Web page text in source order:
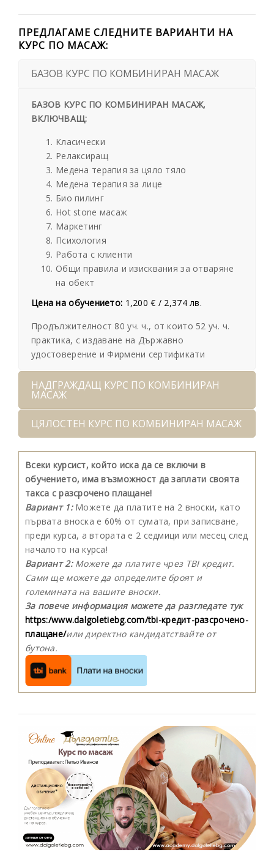
ПРЕДЛАГАМЕ СЛЕДНИТЕ ВАРИАНТИ НА
КУРС ПО МАСАЖ:
БАЗОВ КУРС ПО КОМБИНИРАН МАСАЖ
БАЗОВ КУРС ПО КОМБИНИРАН МАСАЖ,
ВКЛЮЧВАЩ:
Класически
Релаксиращ
Медена терапия за цяло тяло
Медена терапия за лице
Био пилинг
Hot stone масаж
Маркетинг
Психология
Работа с клиенти
Общи правила и изисквания за отваряне
на обект
Цена на обучението: 1,200 € / 2,374 лв.
Продължителност 80 уч. ч., от които 52 уч. ч.
практика, с издаване на Държавно
удостоверение и Фирмени сертификати
НАДГРАЖДАЩ КУРС ПО КОМБИНИРАН
МАСАЖ
ЦЯЛОСТЕН КУРС ПО КОМБИНИРАН МАСАЖ
Всеки курсист, който иска да се включи в
обучението, има възможност да заплати своята
такса с разсрочено плащане!
Вариант 1: Можете да платите на 2 вноски, като
първата вноска е 60% от сумата, при записване,
преди курса, а втората е 2 седмици или месец след
началото на курса!
Вариант 2: Можете да платите чрез TBI кредит.
Сами ще можете да определите броят и
големината на вашите вноски.
За повече информация можете да разгледате тук
https:/www.dalgoletiebg.com/tbi-кредит-разсрочено-
плащане/или директно кандидатствайте от
бутона.